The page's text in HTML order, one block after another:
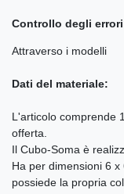
Controllo degli
Attraverso i modelli
Dati del materiale:
L'articolo comprende
offerta.
Il Cubo-Soma è
Ha per dimensioni 6
possiede la propria